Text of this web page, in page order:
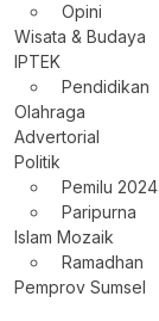
Opini
Wisata & Budaya
IPTEK
Pendidikan
Olahraga
Advertorial
Politik
Pemilu 2024
Paripurna
Islam Mozaik
Ramadhan
Pemprov Sumsel